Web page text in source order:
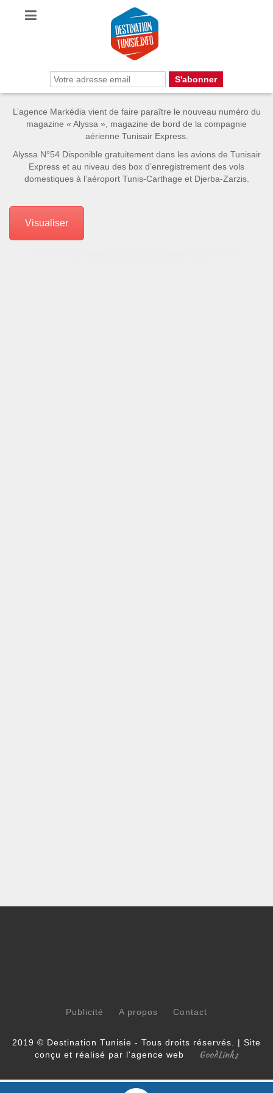
L’agence Markédia vient de faire paraître le nouveau numéro du
magazine « Alyssa », magazine de bord de la compagnie
aérienne Tunisair Express.
Alyssa N°54 Disponible gratuitement dans les avions de Tunisair
Express et au niveau des box d’enregistrement des vols
domestiques à l’aéroport Tunis-Carthage et Djerba-Zarzis.
Visualiser
Publicité A propos Contact
2019 © Destination Tunisie - Tous droits réservés. | Site
conçu et réalisé par l'agence web
GoodLinks